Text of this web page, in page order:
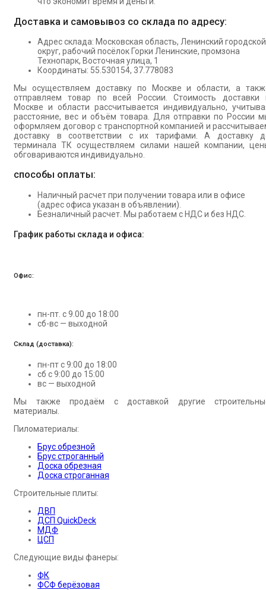
Доставка и самовывоз со склада по адресу:
Адрес склада: Московская область, Ленинский городской
округ, рабочий посёлок Горки Ленинские, промзона
Технопарк, Восточная улица, 1
Координаты: 55.530154, 37.778083
Мы осуществляем доставку по Москве и области, а
отправляем товар по всей России. Стоимость доставки
Москве и области рассчитывается индивидуально,
расстояние, вес и объём товара. Для отправки по России
оформляем договор с транспортной компанией и
доставку в соответствии с их тарифами. А доставку
терминала ТК осуществляем силами нашей компании,
обговариваются индивидуально.
способы оплаты:
Наличный расчет при получении товара или в офисе
(адрес офиса указан в объявлении).
Безналичный расчет. Мы работаем с НДС и без НДС.
График работы склада и офиса:
Офис:
пн-пт. с 9.00 до 18:00
сб-вс — выходной
Склад (доставка):
пн-пт с 9:00 до 18:00
сб с 9:00 до 15:00
вс — выходной
Мы также продаём с доставкой другие
материалы.
Пиломатериалы:
Брус обрезной
Брус строганный
Доска обрезная
Доска строганная
Строительные плиты:
ДВП
ДСП QuickDeck
МДФ
ЦСП
Следующие виды фанеры:
ФК
ФСФ берёзовая